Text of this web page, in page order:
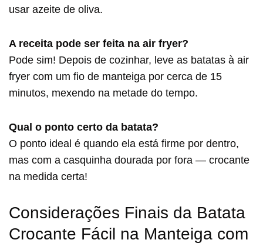
usar azeite de oliva.
A receita pode ser feita na air fryer?
Pode sim! Depois de cozinhar, leve as batatas à air
fryer com um fio de manteiga por cerca de 15
minutos, mexendo na metade do tempo.
Qual o ponto certo da batata?
O ponto ideal é quando ela está firme por dentro,
mas com a casquinha dourada por fora — crocante
na medida certa!
Considerações Finais da Batata
Crocante Fácil na Manteiga com